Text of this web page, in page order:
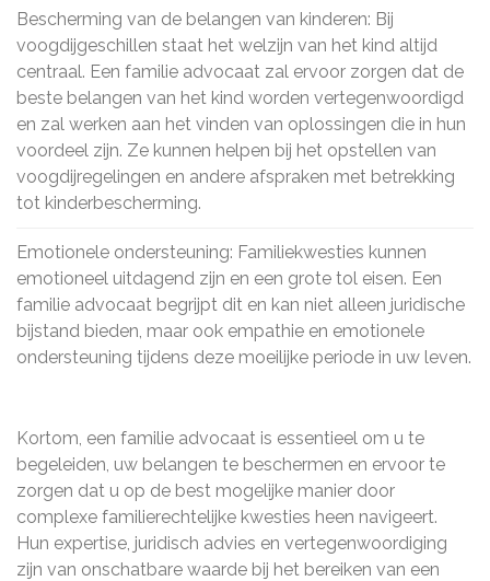
Bescherming van de belangen van kinderen: Bij
voogdijgeschillen staat het welzijn van het kind altijd
centraal. Een familie advocaat zal ervoor zorgen dat de
beste belangen van het kind worden vertegenwoordigd
en zal werken aan het vinden van oplossingen die in hun
voordeel zijn. Ze kunnen helpen bij het opstellen van
voogdijregelingen en andere afspraken met betrekking
tot kinderbescherming.
Emotionele ondersteuning: Familiekwesties kunnen
emotioneel uitdagend zijn en een grote tol eisen. Een
familie advocaat begrijpt dit en kan niet alleen juridische
bijstand bieden, maar ook empathie en emotionele
ondersteuning tijdens deze moeilijke periode in uw leven.
Kortom, een familie advocaat is essentieel om u te
begeleiden, uw belangen te beschermen en ervoor te
zorgen dat u op de best mogelijke manier door
complexe familierechtelijke kwesties heen navigeert.
Hun expertise, juridisch advies en vertegenwoordiging
zijn van onschatbare waarde bij het bereiken van een